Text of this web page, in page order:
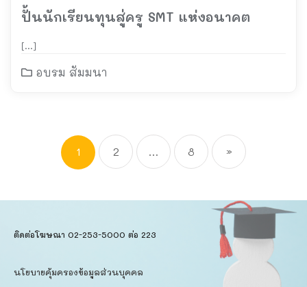
ปั้นนักเรียนทุนสู่ครู SMT แห่งอนาคต
[…]
อบรม สัมมนา
1 2 … 8 »
ติดต่อโฆษณา 02-253-5000​ ต่อ 223
นโยบายคุ้มครองข้อมูลส่วนบุคคล​